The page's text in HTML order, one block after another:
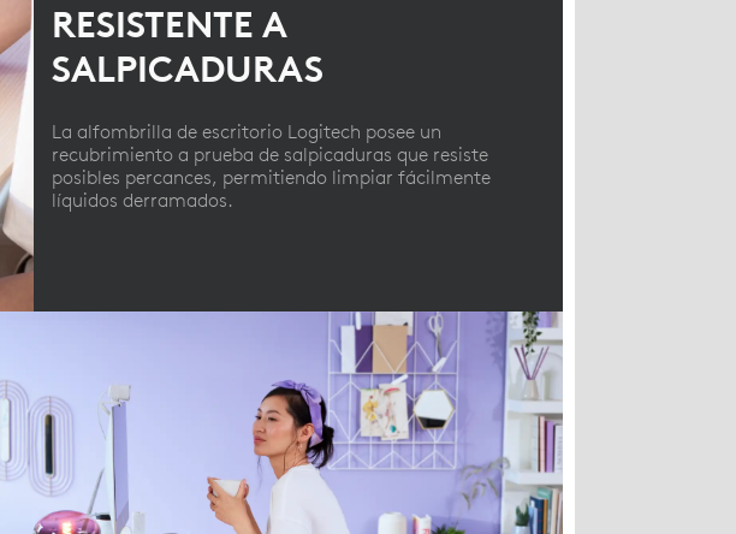
RESISTENTE A
SALPICADURAS
La alfombrilla de escritorio Logitech posee un
recubrimiento a prueba de salpicaduras que resiste
posibles percances, permitiendo limpiar fácilmente
líquidos derramados.